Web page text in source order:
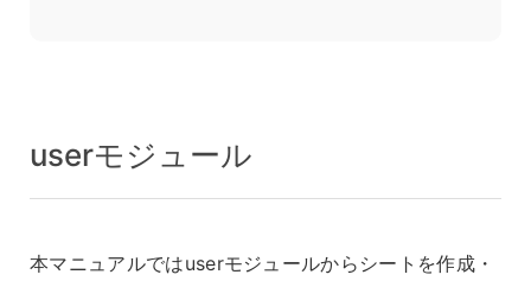
userモジュール
本マニュアルではuserモジュールからシートを作成・